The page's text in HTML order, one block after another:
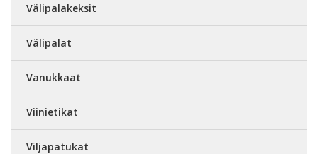
Välipalakeksit
Välipalat
Vanukkaat
Viinietikat
Viljapatukat